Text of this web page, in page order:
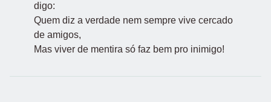
digo:
Quem diz a verdade nem sempre vive cercado
de amigos,
Mas viver de mentira só faz bem pro inimigo!